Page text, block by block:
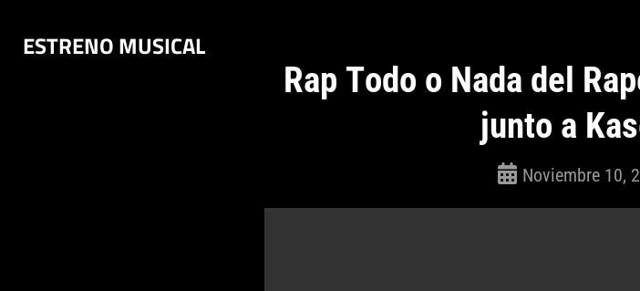
ESTRENO MUSICAL
Rap Todo o Nada del
junto a
(Isabella)
Noviembre 10,